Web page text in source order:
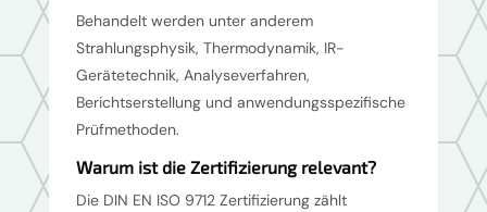
Behandelt werden unter anderem
Strahlungsphysik, Thermodynamik, IR-
Gerätetechnik, Analyseverfahren,
Berichtserstellung und anwendungsspezifische
Prüfmethoden.
Warum ist die Zertifizierung relevant?
Die DIN EN ISO 9712 Zertifizierung zählt